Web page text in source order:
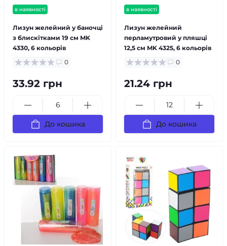
в наявності
Лизун желейний у баночці
з блискітками 19 см MK
4330, 6 кольорів
0
33.92 грн
До кошика
в наявності
Лизун желейний
перламутровий у пляшці
12,5 см MK 4325, 6 кольорів
0
21.24 грн
До кошика